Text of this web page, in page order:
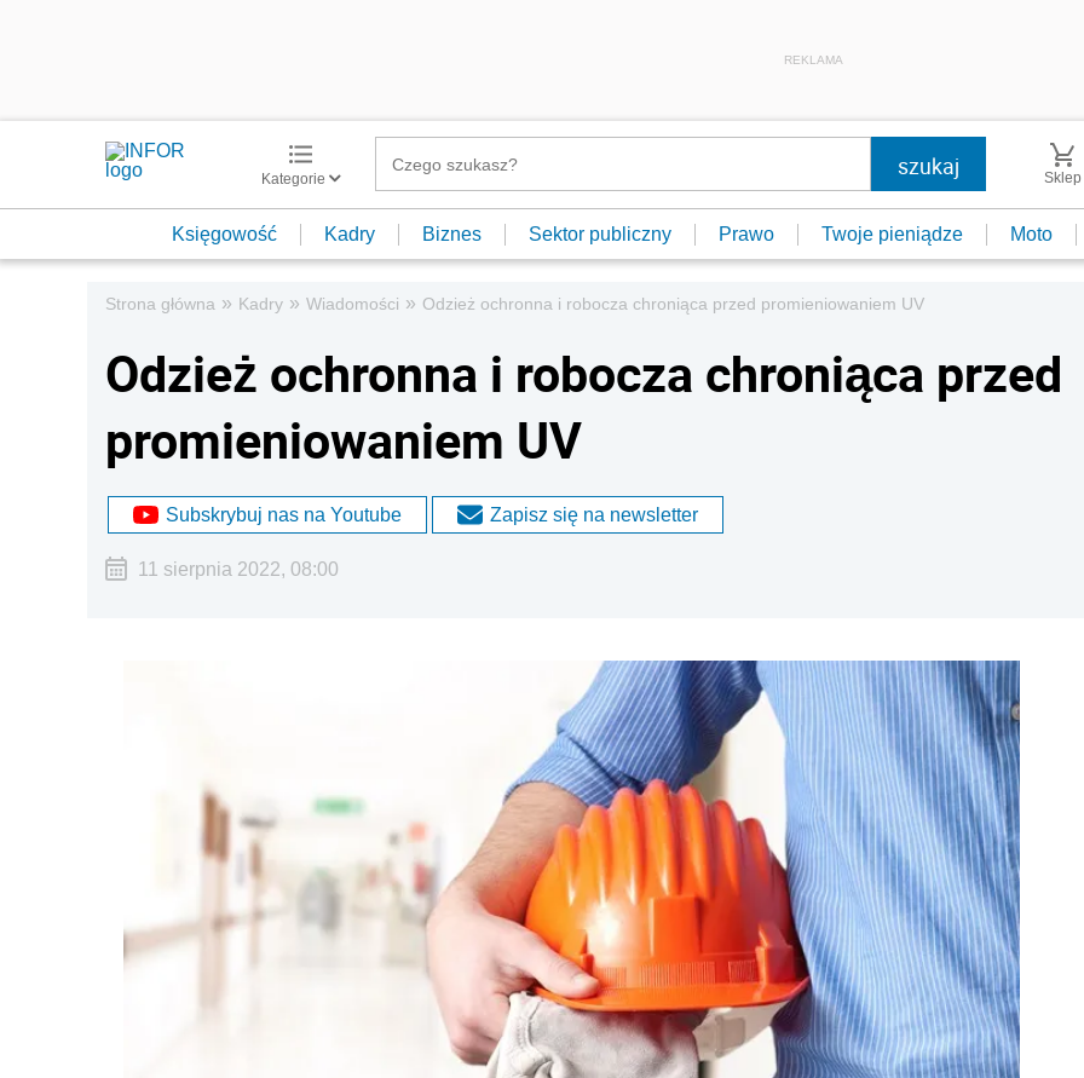
REKLAMA
Kategorie Sklep
Księgowość Kadry Biznes Sektor publiczny Prawo Twoje pieniądze Moto
Strona główna » Kadry » Wiadomości » Odzież ochronna i robocza chroniąca przed promieniowaniem UV
Odzież ochronna i robocza chroniąca przed
promieniowaniem UV
Subskrybuj nas na Youtube Zapisz się na newsletter
11 sierpnia 2022, 08:00